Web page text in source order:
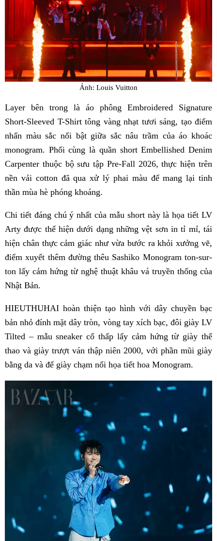
Ảnh: Louis Vuitton
Layer bên trong là áo phông Embroidered Signature
Short-Sleeved T-Shirt tông vàng nhạt tươi sáng, tạo điểm
nhấn màu sắc nổi bật giữa sắc nâu trầm của áo khoác
monogram. Phối cùng là quần short Embellished Denim
Carpenter thuộc bộ sưu tập Pre-Fall 2026, thực hiện trên
nền vải cotton đã qua xử lý phai màu để mang lại tinh
thần mùa hè phóng khoáng.
Chi tiết đáng chú ý nhất của mẫu short này là họa tiết LV
Arty được thể hiện dưới dạng những vệt sơn in tỉ mỉ, tái
hiện chân thực cảm giác như vừa bước ra khỏi xưởng vẽ,
điểm xuyết thêm đường thêu Sashiko Monogram ton-sur-
ton lấy cảm hứng từ nghệ thuật khâu vá truyền thống của
Nhật Bản.
HIEUTHUHAI hoàn thiện tạo hình với dây chuyền bạc
bản nhỏ đính mặt dây tròn, vòng tay xích bạc, đôi giày LV
Tilted – mẫu sneaker cổ thấp lấy cảm hứng từ giày thể
thao và giày trượt ván thập niên 2000, với phần mũi giày
bằng da và đế giày chạm nổi họa tiết hoa Monogram.